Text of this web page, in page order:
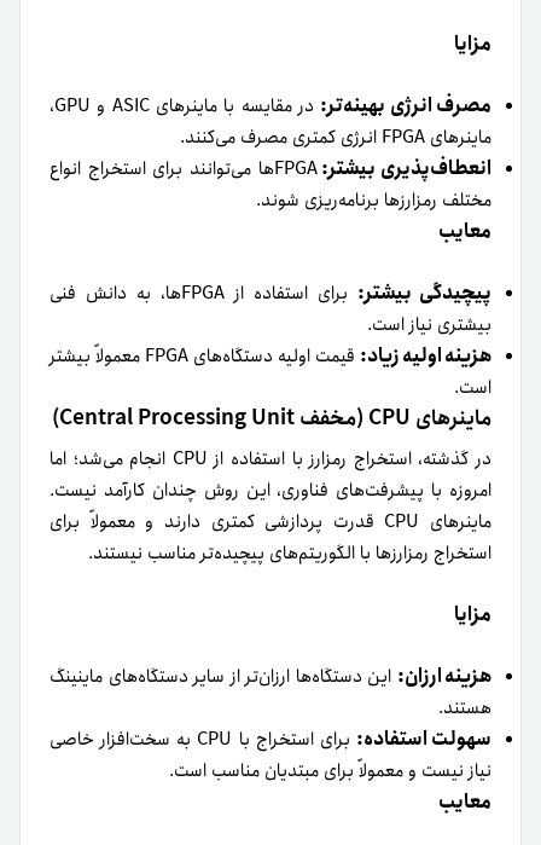
مزایا
مصرف انرژی بهینه‌تر:
در مقایسه با ماینرهای ASIC و GPU،
ماینرهای FPGA‌ انرژی کمتری مصرف می‌کنند.
انعطاف‌پذیری بیشتر:
FPGA‌ها می‌توانند برای استخراج انواع
مختلف رمزارزها برنامه‌ریزی شوند.
معایب
پیچیدگی بیشتر:
برای استفاده از FPGA‌ها، به دانش فنی
بیشتری نیاز است.
هزینه اولیه زیاد:
قیمت اولیه دستگاه‌های FPGA معمولاً بیشتر
است.
ماینرهای CPU (مخفف Central Processing Unit)
در گذشته، استخراج رمزارز با استفاده از CPU انجام می‌شد؛ اما
امروزه با پیشرفت‌های فناوری، این روش چندان کارآمد نیست.
ماینرهای CPU قدرت پردازشی کمتری دارند و معمولاً برای
استخراج رمزارزها با الگوریتم‌های پیچیده‌تر مناسب نیستند.
مزایا
هزینه ارزان: این دستگاه‌ها ارزان‌تر از سایر دستگاه‌های ماینینگ
هستند.
سهولت استفاده:
برای استخراج با CPU به سخت‌افزار خاصی
نیاز نیست و معمولاً برای مبتدیان مناسب است.
معایب